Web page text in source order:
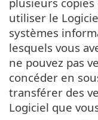
utiliser le
systèmes
lesquels vous
ne pouvez pas
concéder en
transférer des
Logiciel que